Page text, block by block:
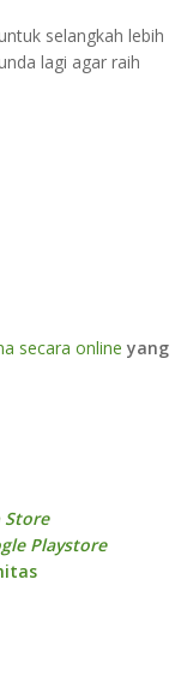
selangkah lebih
lagi agar raih
secara online yang
Store​
Playstore